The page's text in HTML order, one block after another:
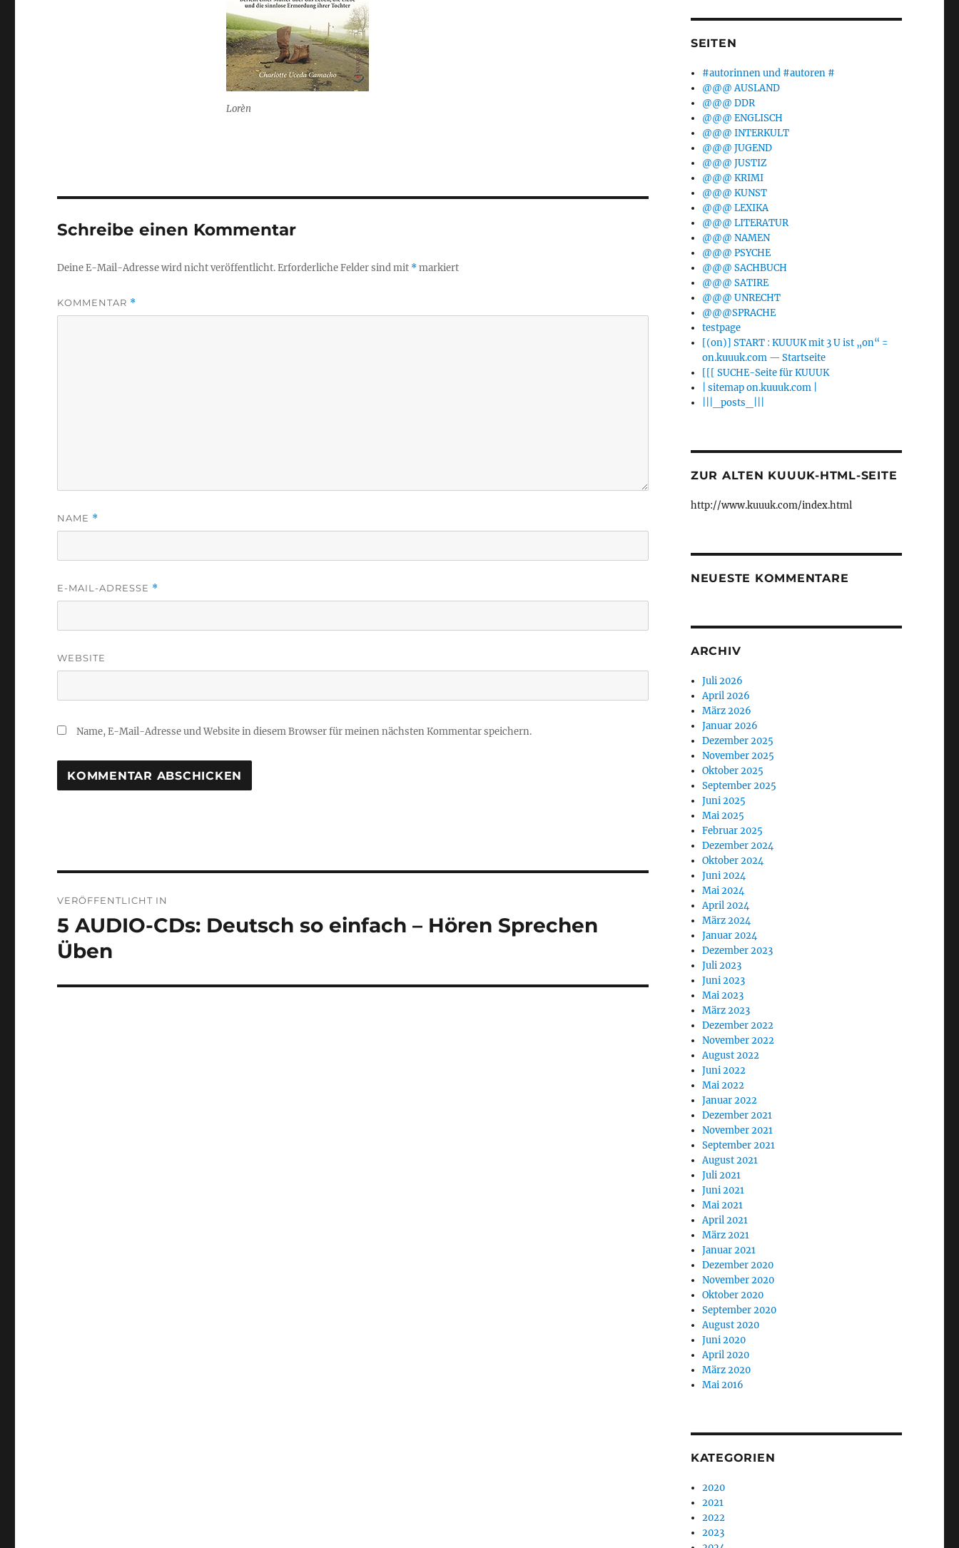
Lorèn
Schreibe einen Kommentar
Deine E-Mail-Adresse wird nicht veröffentlicht.Erforderliche Felder sind mit *markiert
KOMMENTAR *
NAME *
E-MAIL-ADRESSE *
WEBSITE
Name, E-Mail-Adresse und Website in diesem Browser für meinen nächsten Kommentar speichern.
VERÖFFENTLICHT IN
5 AUDIO-CDs: Deutsch so einfach – Hören Sprechen
Üben
SEITEN
#autorinnen und #autoren #
@@@ AUSLAND
@@@ DDR
@@@ ENGLISCH
@@@ INTERKULT
@@@ JUGEND
@@@ JUSTIZ
@@@ KRIMI
@@@ KUNST
@@@ LEXIKA
@@@ LITERATUR
@@@ NAMEN
@@@ PSYCHE
@@@ SACHBUCH
@@@ SATIRE
@@@ UNRECHT
@@@SPRACHE
testpage
[(on)] START : KUUUK mit 3 U ist „on“ =
on.kuuuk.com — Startseite
[[[ SUCHE-Seite für KUUUK
| sitemap on.kuuuk.com |
|||_posts_|||
ZUR ALTEN KUUUK-HTML-SEITE
http://www.kuuuk.com/index.html
NEUESTE KOMMENTARE
ARCHIV
Juli 2026
April 2026
März 2026
Januar 2026
Dezember 2025
November 2025
Oktober 2025
September 2025
Juni 2025
Mai 2025
Februar 2025
Dezember 2024
Oktober 2024
Juni 2024
Mai 2024
April 2024
März 2024
Januar 2024
Dezember 2023
Juli 2023
Juni 2023
Mai 2023
März 2023
Dezember 2022
November 2022
August 2022
Juni 2022
Mai 2022
Januar 2022
Dezember 2021
November 2021
September 2021
August 2021
Juli 2021
Juni 2021
Mai 2021
April 2021
März 2021
Januar 2021
Dezember 2020
November 2020
Oktober 2020
September 2020
August 2020
Juni 2020
April 2020
März 2020
Mai 2016
KATEGORIEN
2020
2021
2022
2023